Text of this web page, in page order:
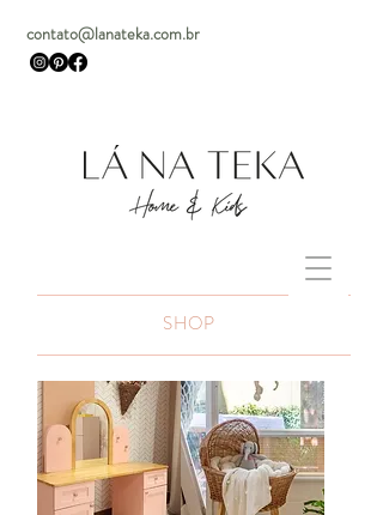
contato@lanateka.com.br
SHOP